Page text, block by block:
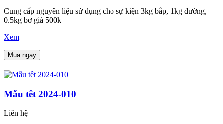
Cung cấp nguyên liệu sử dụng cho sự kiện 3kg bắp, 1kg đường,
0.5kg bơ giá 500k
Xem
Mua ngay
Mẫu têt 2024-010
Liên hệ